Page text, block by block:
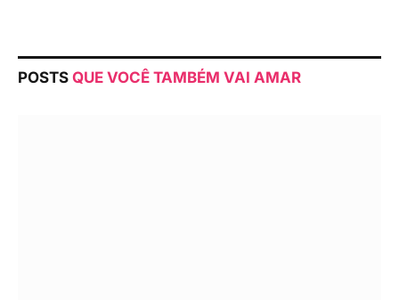
POSTS QUE VOCÊ TAMBÉM VAI AMAR